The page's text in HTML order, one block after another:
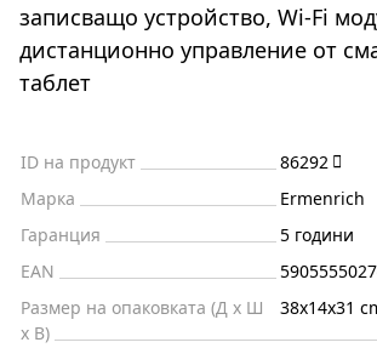
записващо устройство, Wi-Fi
дистанционно управление от
таблет
ID на продукт
86292
Марка
Ermenrich
Гаранция
5 години
EAN
Размер на опаковката (Д x Ш
x В)
38x14x31